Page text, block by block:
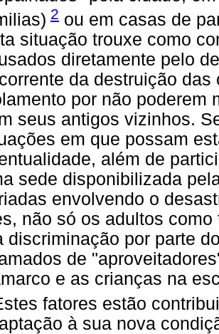
2 ou em casas de
situação trouxe como
diretamente pelo
da destruição
por não poderem
seus antigos vizinhos.
em que possam
além de
sede disponibilizada
envolvendo o
não só os adultos
discriminação por parte
de
e as crianças na
fatores estão
à sua nova